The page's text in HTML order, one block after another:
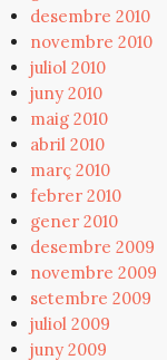
desembre 2010
novembre 2010
juliol 2010
juny 2010
maig 2010
abril 2010
març 2010
febrer 2010
gener 2010
desembre 2009
novembre 2009
setembre 2009
juliol 2009
juny 2009